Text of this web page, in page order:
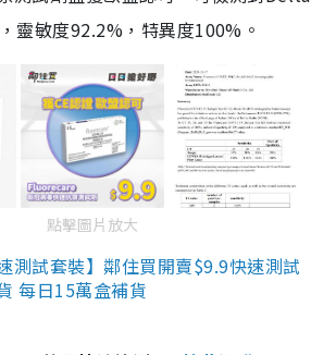
靈敏度92.2%，特異度100%。
點擊圖片放大
測試套裝】鄰住買開賣$9.9快速測試
每日15萬盒補貨